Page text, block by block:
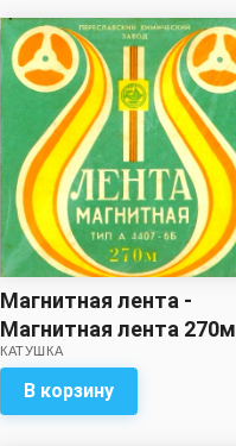
Магнитная лента -
Магнитная лента
записью)
КАТУШКА
В корзину